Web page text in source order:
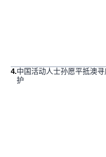
4.中国活动人士孙愿平抵澳寻
护